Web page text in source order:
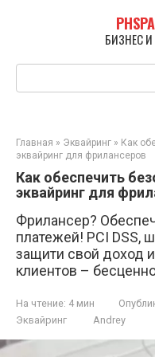
БИЗНЕС
Поиск:
Главная » Эквайринг » Как
эквайринг для фрилансеров
Как обеспечить
эквайринг для
Фрилансер?
платежей! PCI DSS,
защити свой доход
клиентов –
На чтение: 4 мин
Эквайринг
Andrey